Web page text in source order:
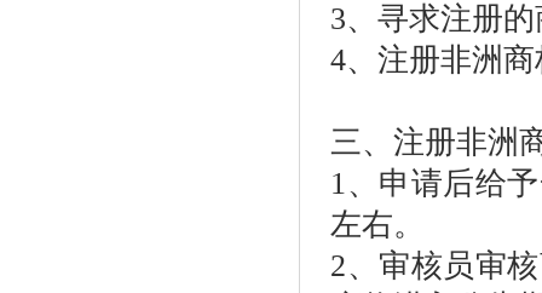
3、寻求注册
4、注册非洲
三、注册非洲
1、申请后给
左右。
2、审核员审